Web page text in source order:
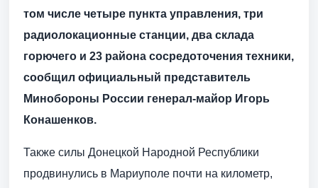
том числе четыре пункта управления, три
радиолокационные станции, два склада
горючего и 23 района сосредоточения техники,
сообщил официальный представитель
Минобороны России генерал-майор Игорь
Конашенков.
Также силы Донецкой Народной Республики
продвинулись в Мариуполе почти на километр,